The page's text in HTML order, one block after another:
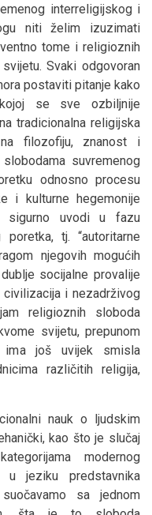
interreligijskog i
niti želim izuzimati
tome i religioznih
Svaki odgovoran
postaviti pitanje kako
se sve ozbiljnije
tradicionalna religijska
filozofiju, znanost i
suvremenog
odnosno procesu
i kulturne hegemonije
sigurno uvodi u fazu
tj. “autoritarne
njegovih mogućih
socijalne provalije
i nezadrživog
religioznih sloboda
svijetu, prepunom
ima još uvijek smisla
različitih religija,
nauk o ljudskim
kao što je slučaj
modernog
u jeziku predstavnika
sa jednom